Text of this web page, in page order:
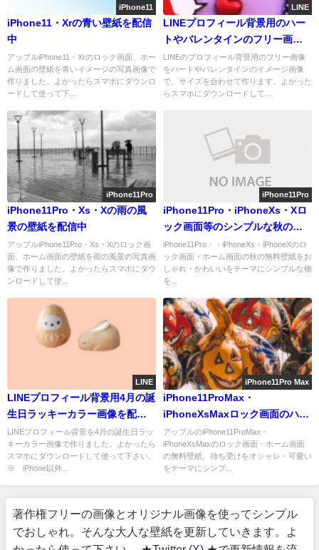
iPhone11
iPhone11・Xrの青い壁紙を配信
中
アップルiPhone11・Xrのロック画面、ホー
ム画面の壁紙を青いイメージの写真画像で
作りました。よかったらスマホにダウンロ
ードして使って下...
LINE
LINEプロフィール背景用のハー
トやバレンタインのフリー画像
を配信中
LINEのプロフィール背景用のフリー画像
をハートやバレンタインのイメージ画像
で、サイズを合わせて作ります。よかった
らスマホにダウンロードして...
iPhone11Pro
iPhone11Pro・Xs・Xの雨の風
景の壁紙を配信中
アップルiPhone11Pro・Xs・Xのロック画
面、ホーム画面の壁紙を雨の風景の写真画
像で作りました。よかったらスマホにダウ
ンロードして使...
iPhone11Pro
iPhone11Pro・iPhoneXs・Xロ
ック画面等のシンプルな秋の無
料壁紙を配信中
iPhone11Pro・・iPhoneXs・iPhoneXのロ
ック画面・ホーム画面の秋の無料壁紙をお
しゃれ・かわいいをテーマにシンプルな物
を...
LINE
LINEプロフィール背景用4月の誕
生日ラッキーカラー画像を配信
中
LINEプロフィール背景を4月の誕生日ラッ
キーカラー画像で作りました。よかったら
スマホにダウンロードして使って下さい。
※ iPhone以外...
iPhone11Pro Max
iPhone11ProMax・
iPhoneXsMaxロック画面のハロ
ウィンの無料壁紙配信中
アップルのiPhone11ProMax・
iPhoneXsMaxのロック画面・ホーム画面
の無料壁紙、待ち受けをオシャレ・可愛い
をテーマにシンプ...
著作権フリーの画像とオリジナル画像を使ってシンプル
でおしゃれ。そんな大人な壁紙を更新していきます。よ